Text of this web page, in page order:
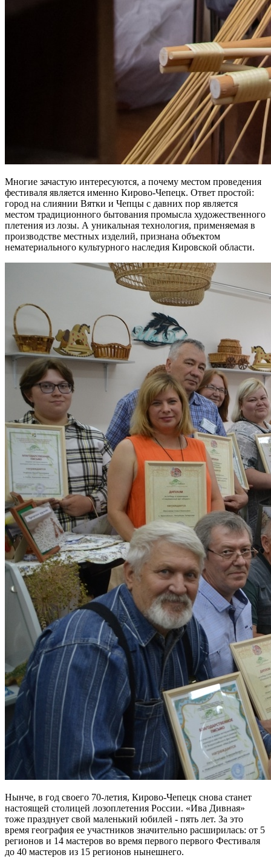
Многие зачастую интересуются, а почему местом проведения
фестиваля является именно Кирово-Чепецк. Ответ простой:
город на слиянии Вятки и Чепцы с давних пор является
местом традиционного бытования промысла художественного
плетения из лозы. А уникальная технология, применяемая в
производстве местных изделий, признана объектом
нематериального культурного наследия Кировской области.
Нынче, в год своего 70-летия, Кирово-Чепецк снова станет
настоящей столицей лозоплетения России. «Ива Дивная»
тоже празднует свой маленький юбилей - пять лет. За это
время география ее участников значительно расширилась: от 5
регионов и 14 мастеров во время первого первого Фестиваля
до 40 мастеров из 15 регионов нынешнего.